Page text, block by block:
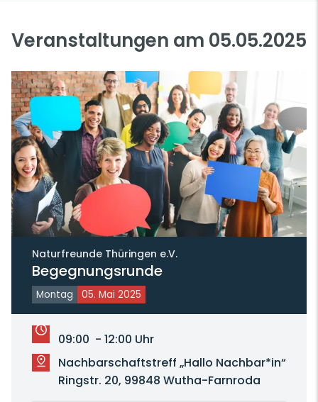
Veranstaltungen am 05.05.2025
Naturfreunde Thüringen e.V.
Begegnungsrunde
Montag 05. Mai 2025
09:00 - 12:00 Uhr
Nachbarschaftstreff „Hallo Nachbar*in“
Ringstr. 20, 99848 Wutha-Farnroda